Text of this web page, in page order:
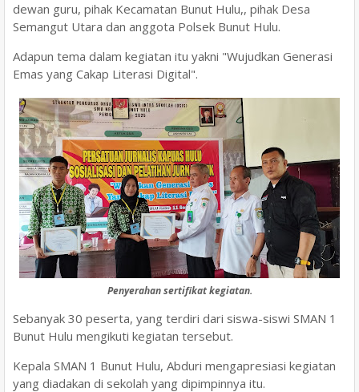
dewan guru, pihak Kecamatan Bunut Hulu,, pihak Desa
Semangut Utara dan anggota Polsek Bunut Hulu.
Adapun tema dalam kegiatan itu yakni "Wujudkan Generasi
Emas yang Cakap Literasi Digital".
Penyerahan sertifikat kegiatan.
Sebanyak 30 peserta, yang terdiri dari siswa-siswi SMAN 1
Bunut Hulu mengikuti kegiatan tersebut.
Kepala SMAN 1 Bunut Hulu, Abduri mengapresiasi kegiatan
yang diadakan di sekolah yang dipimpinnya itu.